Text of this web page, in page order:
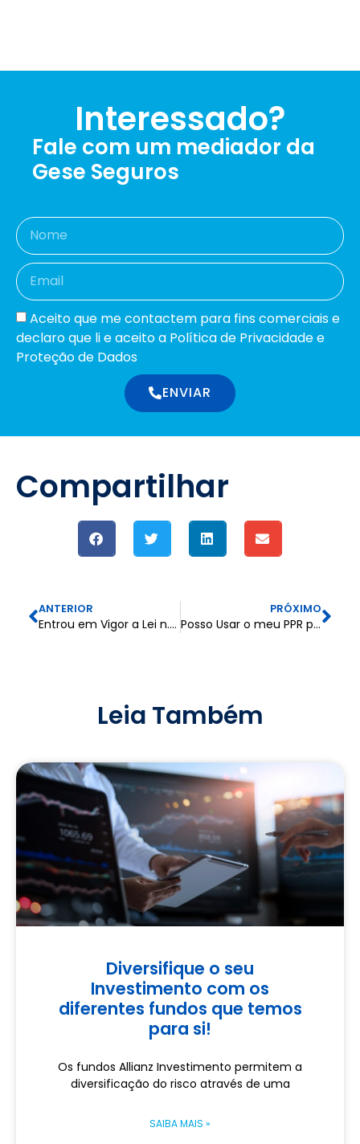
Interessado?
Fale com um mediador da
Gese Seguros
Aceito que me contactem para fins comerciais e
declaro que li e aceito a Política de Privacidade e
Proteção de Dados
ENVIAR
Compartilhar
ANTERIOR
Entrou em Vigor a Lei n.º 32/2023
PRÓXIMO
Posso Usar o meu PPR para Pagar o Crédito à Habitação?
Leia Também
Diversifique o seu
Investimento com os
diferentes fundos que temos
para si!
Os fundos Allianz Investimento permitem a
diversificação do risco através de uma
SAIBA MAIS »